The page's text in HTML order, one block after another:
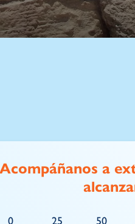
a
0 25 50